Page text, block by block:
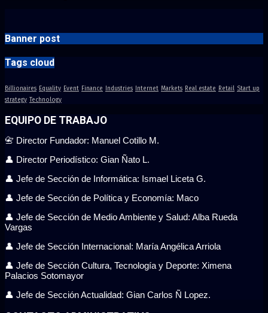
Banner post
Tags cloud
Billionaires Equality Event Finance Industries Internet Markets Real estate Retail Start up
strategy Technology
EQUIPO DE TRABAJO
📇 Director Fundador: Manuel Cotillo M.
👤 Director Periodístico: Gian Ñato L.
👤 Jefe de Sección de Informática: Ismael Liceta G.
👤 Jefe de Sección de Política y Economía: Maco
👤 Jefe de Sección de Medio Ambiente y Salud: Alba Rueda
Vargas
👤 Jefe de Sección Internacional: María Angélica Arriola
👤 Jefe de Sección Cultura, Tecnología y Deporte: Ximena
Palacios Sotomayor
👤 Jefe de Sección Actualidad: Gian Carlos Ñ Lopez.